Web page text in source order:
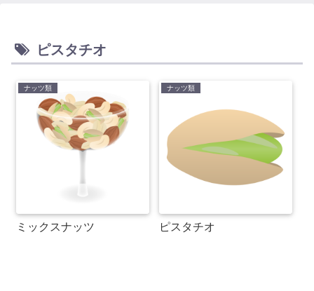
ピスタチオ
ナッツ類
ミックスナッツ
ナッツ類
ピスタチオ